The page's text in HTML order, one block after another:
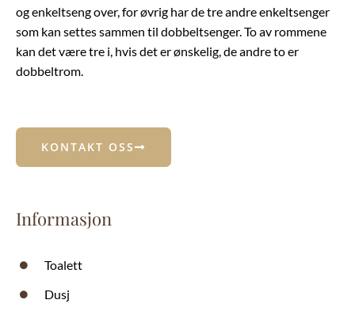
og enkeltseng over, for øvrig har de tre andre enkeltsenger
som kan settes sammen til dobbeltsenger. To av rommene
kan det være tre i, hvis det er ønskelig, de andre to er
dobbeltrom.
KONTAKT OSS
Informasjon
Toalett
Dusj